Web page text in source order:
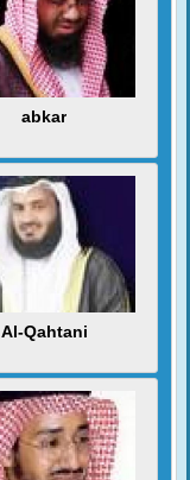
abkar
Al-Qahtani